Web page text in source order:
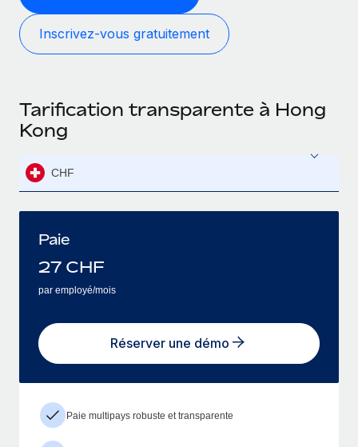
Inscrivez-vous gratuitement
Tarification transparente à Hong
Kong
CHF
Paie
27 CHF
par employé/mois
Réserver une démo
Paie multipays robuste et transparente